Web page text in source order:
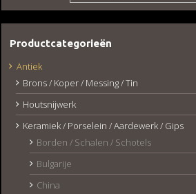
Productcategorieën
Antiek
Brons / Koper / Messing / Tin
Houtsnijwerk
Keramiek / Porselein / Aardewerk / Gips
Borden / Schalen / Schotels
Bulgarije
China